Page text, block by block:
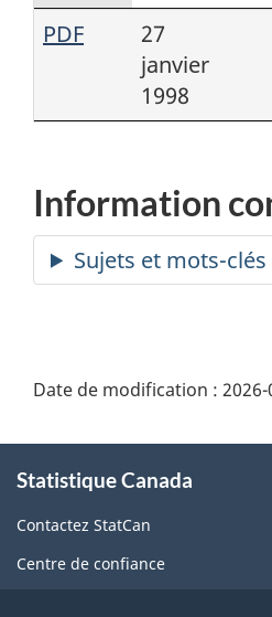
PDF
27
janvier
1998
Information
Date de modification : 2026-
propos
de
ce
Statistique Canada
Contactez StatCan
Centre de confiance